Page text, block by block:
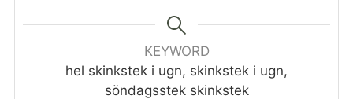
KEYWORD
hel skinkstek i ugn, skinkstek i ugn,
söndagsstek skinkstek